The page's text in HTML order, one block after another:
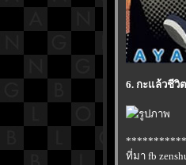
6. กะแล้วชีวิ
ที่มา fb